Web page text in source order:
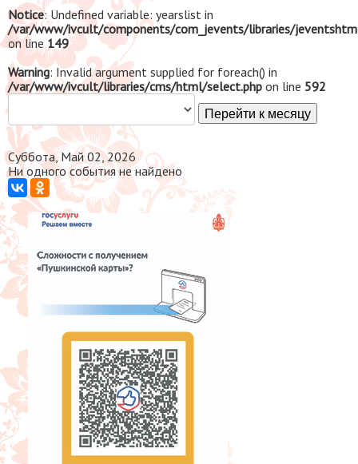
Notice: Undefined variable: yearslist in
/var/www/ivcult/components/com_jevents/libraries/
on line 149
Warning: Invalid argument supplied for foreach() in
/var/www/ivcult/libraries/cms/html/select.php on line 592
Перейти к месяцу
Суббота, Май 02, 2026
Ни одного события не найдено